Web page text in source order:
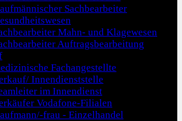
Sachbearbeiter
Mahn- und Klagewesen
Auftragsbearbeitung
Fachangestellte
Innendienststelle
im Innendienst
Vodafone-Filialen
frau - Einzelhandel